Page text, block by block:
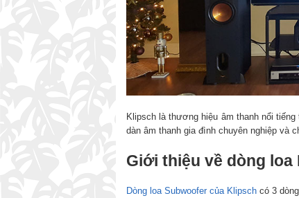
Klipsch là thương hiệu âm thanh nổi
dàn âm thanh gia đình chuyên nghiệp và
Giới thiệu về dòng
Dòng loa Subwoofer của Klipsch có 3